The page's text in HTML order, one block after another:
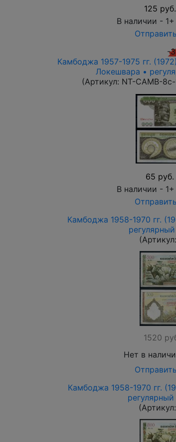
125 руб.
В наличии - 1+
-
Камбоджа 1957-1975 гг.
Локешвара •
(Артикул: NT-CAMB-
65 руб.
В наличии - 1+
Камбоджа 1958-1970 гг.
(Артикул:
1520
Нет в
Камбоджа 1958-1970 гг.
(Артикул: